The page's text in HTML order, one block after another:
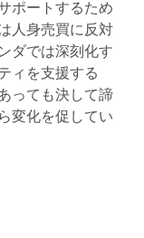
ポートするため
人身売買に反対
ダでは深刻化す
ィを支援する
っても決して諦
変化を促してい